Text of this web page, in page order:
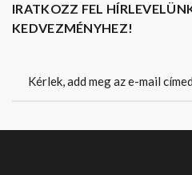
IRATKOZZ FEL
KEDVEZMÉNYHEZ!